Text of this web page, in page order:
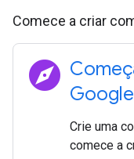
Comece a criar
explore
Crie uma
comece a